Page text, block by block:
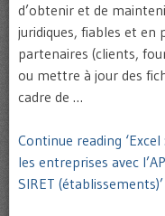
d’obtenir et de
juridiques, fiables et en
partenaires (clients,
ou mettre à jour des
cadre de …
Continue reading
les entreprises avec
SIRET